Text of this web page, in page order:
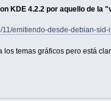
KDE 4.2.2 por aquello de la
11/emitiendo-desde-debian-
los temas gráficos pero está